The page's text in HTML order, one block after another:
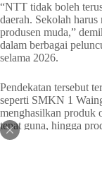
“NTT tidak boleh
daerah. Sekolah
produsen muda,”
dalam berbagai
selama 2026.
Pendekatan tersebut
seperti SMKN 1
menghasilkan produk
tepat guna, hingga
Sumba. Dengan
terstruktur, siswa
bagaimana sebuah